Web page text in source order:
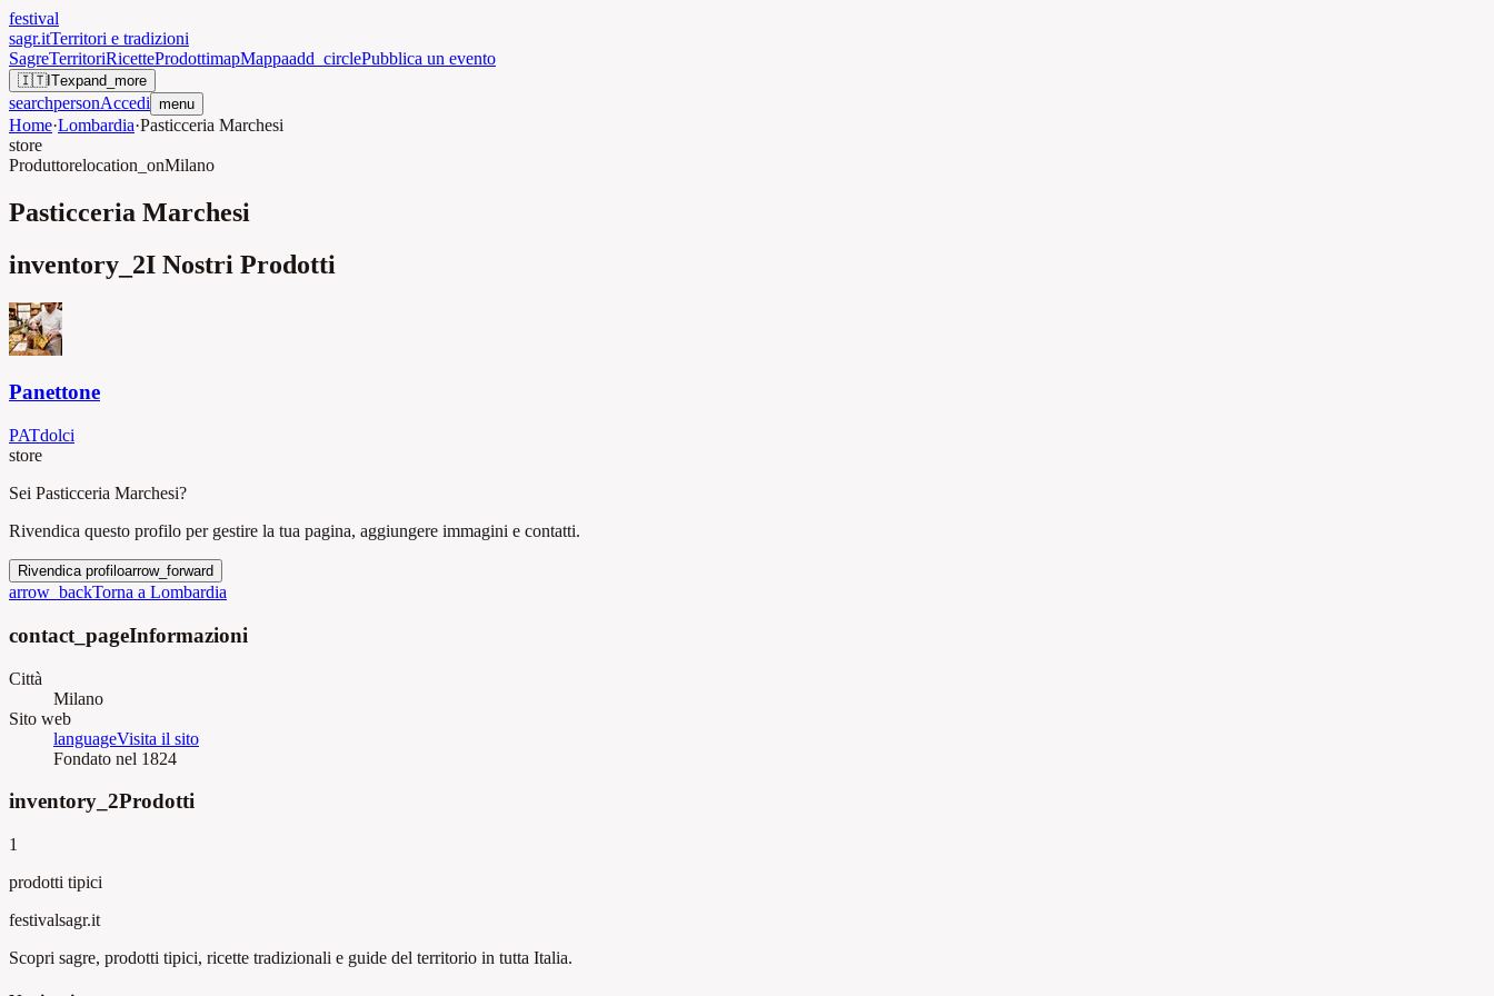
festival
sagr.itTerritori e tradizioni
SagreTerritoriRicetteProdottimapMappaadd_circlePubblica un evento
🇮🇹ITexpand_more
searchpersonAccedi menu
Home·Lombardia·Pasticceria Marchesi
store
Produttorelocation_onMilano
Pasticceria Marchesi
inventory_2I Nostri Prodotti
Panettone
PATdolci
store
Sei Pasticceria Marchesi?
Rivendica questo profilo per gestire la tua pagina, aggiungere immagini e contatti.
Rivendica profiloarrow_forward
arrow_backTorna a Lombardia
contact_pageInformazioni
Città
Milano
Sito web
languageVisita il sito
Fondato nel 1824
inventory_2Prodotti
1
prodotti tipici
festivalsagr.it
Scopri sagre, prodotti tipici, ricette tradizionali e guide del territorio in tutta Italia.